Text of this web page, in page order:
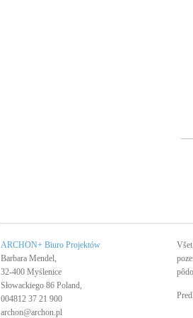
ARCHON+ Biuro Projektów
Barbara Mendel,
32-400 Myślenice
Słowackiego 86 Poland,
004812 37 21 900
archon@archon.pl